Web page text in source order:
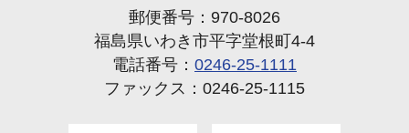
郵便番号：970-8026
福島県いわき市平字堂根町4-4
電話番号： 0246-25-1111
ファックス：0246-25-1115